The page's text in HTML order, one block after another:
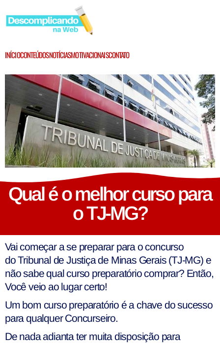
INÍCIOCONTEÚDOSNOTÍCIASMOTIVACIONAISCONTATO
Qual é o melhor curso para
o TJ-MG?
Vai começar a se preparar para o concurso
doTribunal de Justiça de Minas Gerais (TJ-MG) e
não sabe qual curso preparatório comprar? Então,
Você veio ao lugar certo!
Um bom curso preparatório é a chave do sucesso
para qualquer Concurseiro.
De nada adianta ter muita disposição para